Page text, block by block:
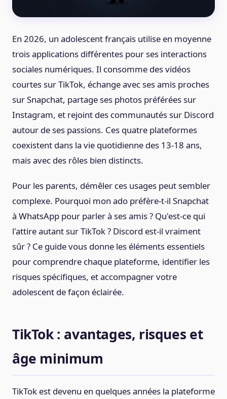
En 2026, un adolescent français utilise en moyenne
trois applications différentes pour ses interactions
sociales numériques. Il consomme des vidéos
courtes sur TikTok, échange avec ses amis proches
sur Snapchat, partage ses photos préférées sur
Instagram, et rejoint des communautés sur Discord
autour de ses passions. Ces quatre plateformes
coexistent dans la vie quotidienne des 13-18 ans,
mais avec des rôles bien distincts.
Pour les parents, démêler ces usages peut sembler
complexe. Pourquoi mon ado préfère-t-il Snapchat
à WhatsApp pour parler à ses amis ? Qu'est-ce qui
l'attire autant sur TikTok ? Discord est-il vraiment
sûr ? Ce guide vous donne les éléments essentiels
pour comprendre chaque plateforme, identifier les
risques spécifiques, et accompagner votre
adolescent de façon éclairée.
TikTok : avantages, risques et
âge minimum
TikTok est devenu en quelques années la plateforme